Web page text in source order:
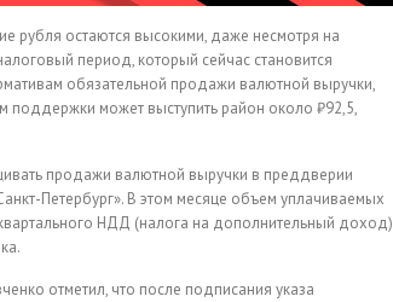
рубля остаются высокими, даже несмотря на
период, который сейчас становится
обязательной продажи валютной выручки,
поддержки может выступить район около ₽92,5,
продажи валютной выручки в преддверии
Петербург». В этом месяце объем уплачиваемых
НДД (налога на дополнительный доход)
отметил, что после подписания указа